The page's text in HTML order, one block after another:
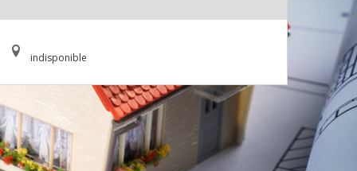
indisponible